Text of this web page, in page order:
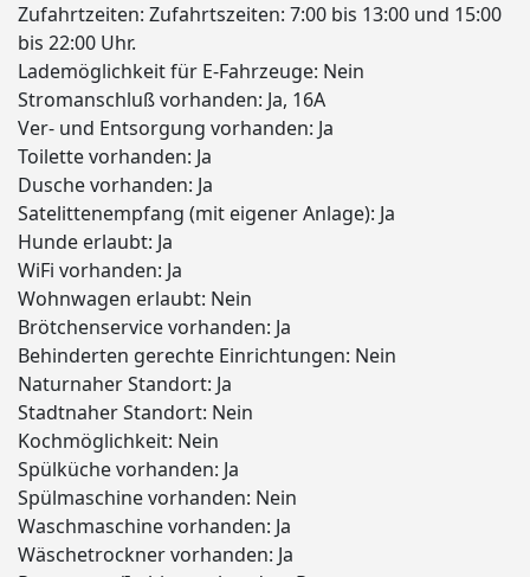
Zufahrtzeiten: Zufahrtszeiten: 7:00 bis 13:00 und 15:00
bis 22:00 Uhr.
Lademöglichkeit für E-Fahrzeuge: Nein
Stromanschluß vorhanden: Ja, 16A
Ver- und Entsorgung vorhanden: Ja
Toilette vorhanden: Ja
Dusche vorhanden: Ja
Satelittenempfang (mit eigener Anlage): Ja
Hunde erlaubt: Ja
WiFi vorhanden: Ja
Wohnwagen erlaubt: Nein
Brötchenservice vorhanden: Ja
Behinderten gerechte Einrichtungen: Nein
Naturnaher Standort: Ja
Stadtnaher Standort: Nein
Kochmöglichkeit: Nein
Spülküche vorhanden: Ja
Spülmaschine vorhanden: Nein
Waschmaschine vorhanden: Ja
Wäschetrockner vorhanden: Ja